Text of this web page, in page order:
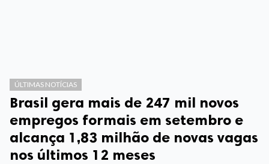
ÚLTIMAS NOTÍCIAS
Brasil gera mais de 247 mil novos
empregos formais em setembro e
alcança 1,83 milhão de novas vagas
nos últimos 12 meses